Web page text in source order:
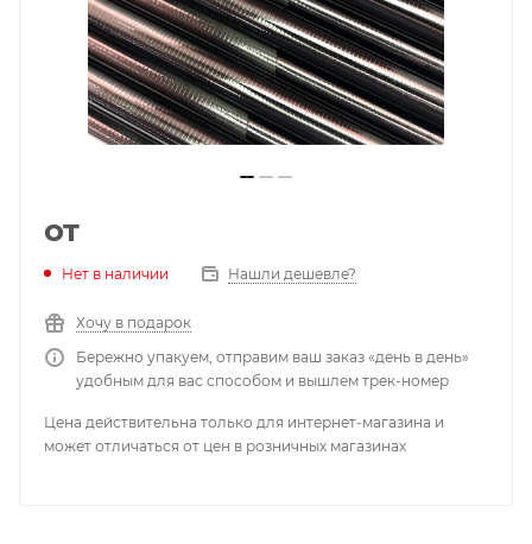
от
Нет в наличии Нашли дешевле?
Хочу в подарок
Бережно упакуем, отправим ваш заказ «день в день»
удобным для вас способом и вышлем трек-номер
Цена действительна только для интернет-магазина и
может отличаться от цен в розничных магазинах